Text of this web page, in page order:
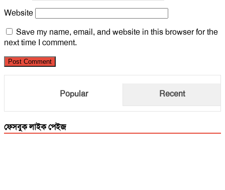
Website
Save my name, email, and website in this browser for the
next time I comment.
Popular Recent
ফেসবুক লাইক পেইজ